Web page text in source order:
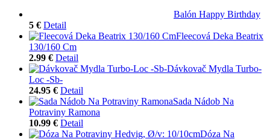
Balón Happy Birthday
5 € Detail
Fleecová Deka Beatrix
130/160 Cm
2.99 € Detail
Dávkovač Mydla Turbo-
Loc -Sb-
24.95 € Detail
Sada Nádob Na
Potraviny Ramona
10.99 € Detail
Dóza Na